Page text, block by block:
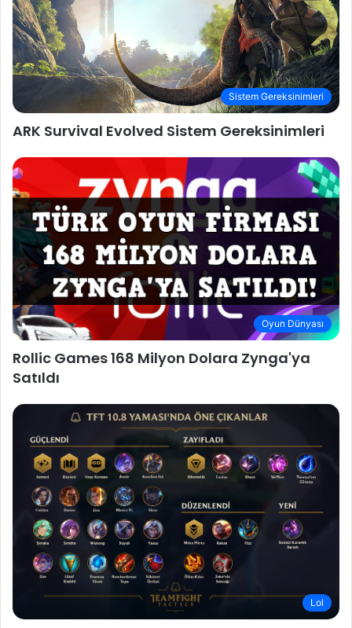
Sistem Gereksinimleri
ARK Survival Evolved Sistem Gereksinimleri
Oyun Dünyası
Rollic Games 168 Milyon Dolara Zynga'ya
Satıldı
Lol